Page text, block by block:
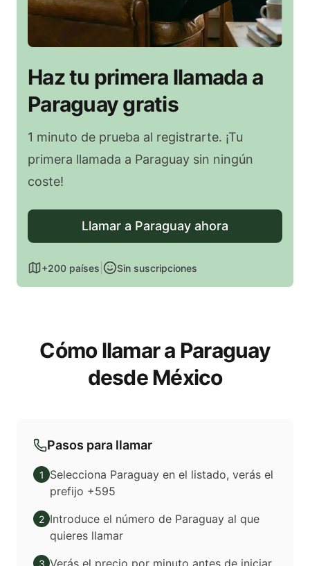
Haz tu primera llamada a
Paraguay gratis
1 minuto de prueba al registrarte. ¡Tu
primera llamada a Paraguay sin ningún
coste!
Llamar a Paraguay ahora
+200 países Sin suscripciones
Cómo llamar a Paraguay
desde México
Pasos para llamar
1
Selecciona Paraguay en el listado, verás el
prefijo +595
2 Introduce el número de Paraguay al que
quieres llamar
3